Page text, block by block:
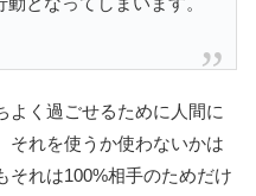
よく過ごせるために人間に
それを使うか使わないかは
それは100%相手のためだけ